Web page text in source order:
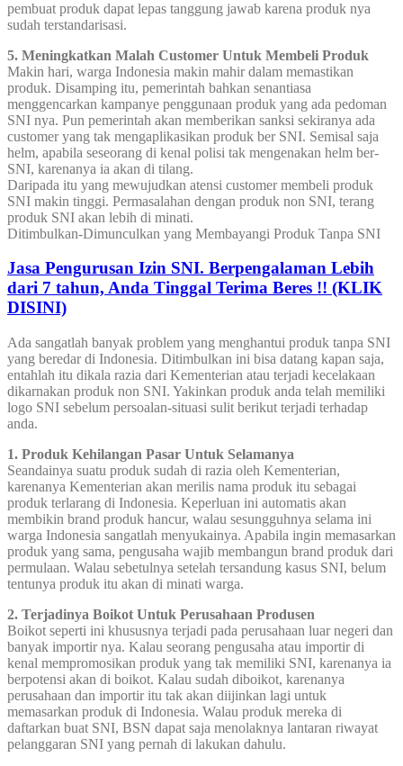
pembuat produk dapat lepas tanggung jawab karena produk nya
sudah terstandarisasi.
5. Meningkatkan Malah Customer Untuk Membeli Produk
Makin hari, warga Indonesia makin mahir dalam memastikan
produk. Disamping itu, pemerintah bahkan senantiasa
menggencarkan kampanye penggunaan produk yang ada pedoman
SNI nya. Pun pemerintah akan memberikan sanksi sekiranya ada
customer yang tak mengaplikasikan produk ber SNI. Semisal saja
helm, apabila seseorang di kenal polisi tak mengenakan helm ber-
SNI, karenanya ia akan di tilang.
Daripada itu yang mewujudkan atensi customer membeli produk
SNI makin tinggi. Permasalahan dengan produk non SNI, terang
produk SNI akan lebih di minati.
Ditimbulkan-Dimunculkan yang Membayangi Produk Tanpa SNI
Jasa Pengurusan Izin SNI. Berpengalaman Lebih
dari 7 tahun, Anda Tinggal Terima Beres !! (KLIK
DISINI)
Ada sangatlah banyak problem yang menghantui produk tanpa SNI
yang beredar di Indonesia. Ditimbulkan ini bisa datang kapan saja,
entahlah itu dikala razia dari Kementerian atau terjadi kecelakaan
dikarnakan produk non SNI. Yakinkan produk anda telah memiliki
logo SNI sebelum persoalan-situasi sulit berikut terjadi terhadap
anda.
1. Produk Kehilangan Pasar Untuk Selamanya
Seandainya suatu produk sudah di razia oleh Kementerian,
karenanya Kementerian akan merilis nama produk itu sebagai
produk terlarang di Indonesia. Keperluan ini automatis akan
membikin brand produk hancur, walau sesungguhnya selama ini
warga Indonesia sangatlah menyukainya. Apabila ingin memasarkan
produk yang sama, pengusaha wajib membangun brand produk dari
permulaan. Walau sebetulnya setelah tersandung kasus SNI, belum
tentunya produk itu akan di minati warga.
2. Terjadinya Boikot Untuk Perusahaan Produsen
Boikot seperti ini khususnya terjadi pada perusahaan luar negeri dan
banyak importir nya. Kalau seorang pengusaha atau importir di
kenal mempromosikan produk yang tak memiliki SNI, karenanya ia
berpotensi akan di boikot. Kalau sudah diboikot, karenanya
perusahaan dan importir itu tak akan diijinkan lagi untuk
memasarkan produk di Indonesia. Walau produk mereka di
daftarkan buat SNI, BSN dapat saja menolaknya lantaran riwayat
pelanggaran SNI yang pernah di lakukan dahulu.